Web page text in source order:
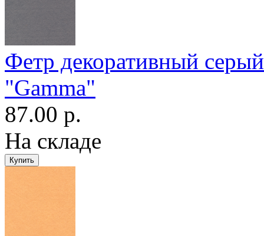
Фетр декоративный
"Gamma"
87.00 р.
На складе